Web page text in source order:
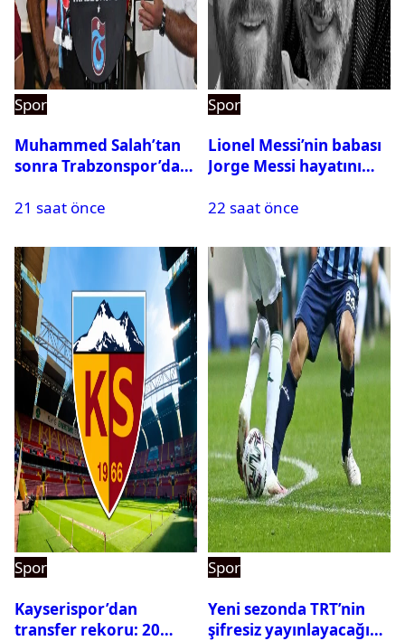
Spor
Muhammed Salah’tan
sonra Trabzonspor’dan
21 saat önce
Spor
Lionel Messi’nin babası
Jorge Messi hayatını
22 saat önce
Spor
Kayserispor’dan
transfer rekoru: 20
Spor
Yeni sezonda TRT’nin
şifresiz yayınlayacağı